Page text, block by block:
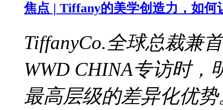
焦点 | Tiffany的美学创造力，如何
TiffanyCo.全球总裁兼
WWD CHINA专访时
最高层级的差异化优势